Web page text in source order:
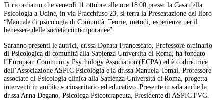
Ti ricordiamo che venerdì 11 ottobre alle ore 18.00 presso la Casa della
Psicologia a Udine, in via Pracchiuso 23, si terrà la Presentazione del libro
“Manuale di psicologia di Comunità. Teorie, metodi, esperienze per il
benessere delle società contemporanee”.
Saranno presenti le autrici, dr.ssa Donata Francescato, Professore ordinario
di Psicologica di comunità alla Sapienza Università di Roma, ha fondato
l’European Community Psychology Association (ECPA) ed è codirettrice
dell’Associazione ASPIC Psicologia e la dr.ssa Manuela Tomai, Professore
associato di Psicologia clinica alla Sapienza Università di Roma, progetta
interventi in ambito sociosanitario ed educativo. Presente in sala anche la
dr.ssa Anna Degano, Psicologa Psicoterapeuta, Presidente di ASPIC FVG.